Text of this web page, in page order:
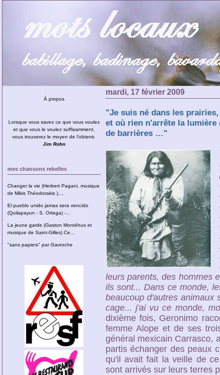
À propos
Lorsque vous savez ce que vous voulez
et que vous le voulez suffisamment,
vous trouverez le moyen de l’obtenir.
Jim Rohn
mes chansons rebelles
Changer la vie (Herbert Pagani, musique
de Mikis Théodorakis ),...
El pueblo unido jamas sera vencido
(Quilapayun - S. Ortega) -...
La jeune garde (Gaston Montéhus et
musique de Saint-Gilles) Ce...
"sans papiers" par Gavroche
mardi, 17 février 2009
"Je suis né dans les
et où rien n'arrête la
de barrières …"
leurs parents, des hommes
ils sont... Dans ce monde,
beaucoup d'autres animaux
cage... j'ai vu ce monde,
dixième fois, Geronimo
femme Alope et de ses
général mexicain Carrasco,
partis échanger des peaux
qu'il avait fait la veille de
sont arrivés sur leurs terres